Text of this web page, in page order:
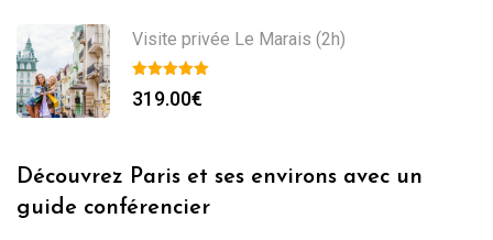
Visite privée Le Marais (2h)
319.00€
Découvrez Paris et ses environs avec un
guide conférencier